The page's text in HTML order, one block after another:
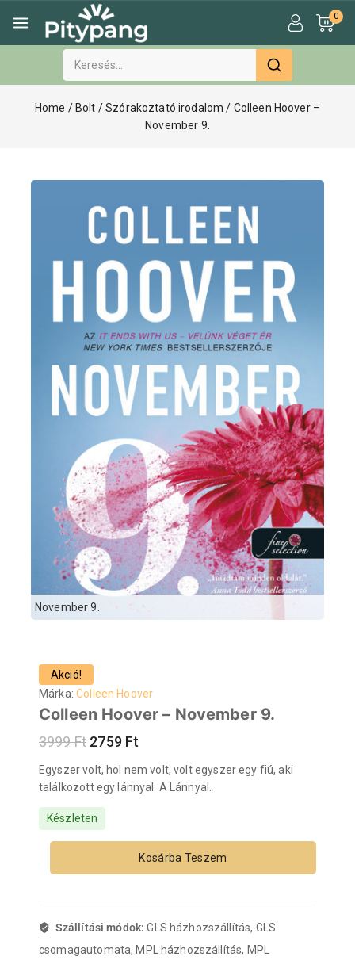
0
Home / Bolt /Szórakoztató irodalom / Colleen Hoover –
November 9.
November 9.
Akció!
Márka:Colleen Hoover
Colleen Hoover – November 9.
3999Ft 2759 Ft
Egyszer volt, hol nem volt, volt egyszer egy fiú, aki
találkozott egy lánnyal. A Lánnyal.
Készleten
Kosárba Teszem
Szállítási módok:GLS házhozszállítás, GLS
csomagautomata, MPL házhozszállítás, MPL